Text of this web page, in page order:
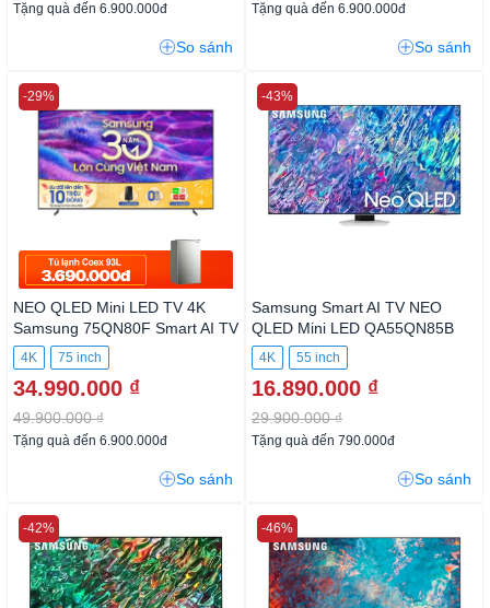
Tặng quà đến 6.900.000đ
So sánh
Tặng quà đến 6.900.000đ
So sánh
NEO QLED Mini LED TV 4K
Samsung 75QN80F Smart AI
TV
4K 75 inch
34.990.000 ₫
49.900.000 ₫
-29%
Tặng quà đến 6.900.000đ
So sánh
Samsung Smart AI TV NEO
QLED Mini LED QA55QN85B
4K 55 inch
16.890.000 ₫
29.900.000 ₫
-43%
Tặng quà đến 790.000đ
So sánh
-42% -46%